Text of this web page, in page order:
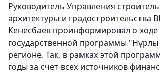
Руководитель Управления
архитектуры и градостроительства
Кенесбаев проинформировал о ходе
государственной программы
регионе. Так, в рамках этой
годы за счет всех источников